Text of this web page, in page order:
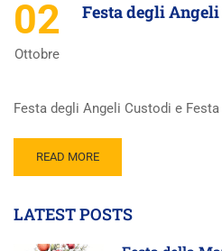
02
Ottobre
Festa degli
Festa degli Angeli Custodi e
READ MORE
LATEST POSTS